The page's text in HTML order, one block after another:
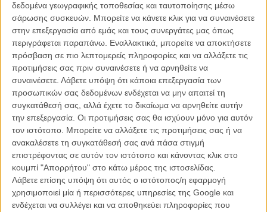
δεδομένα γεωγραφικής τοποθεσίας και ταυτοποίησης μέσω
σάρωσης συσκευών. Μπορείτε να κάνετε κλικ για να συναινέσετε
στην επεξεργασία από εμάς και τους συνεργάτες μας όπως
περιγράφεται παραπάνω. Εναλλακτικά, μπορείτε να αποκτήσετε
πρόσβαση σε πιο λεπτομερείς πληροφορίες και να αλλάξετε τις
προτιμήσεις σας πριν συναινέσετε ή να αρνηθείτε να
συναινέσετε. Λάβετε υπόψη ότι κάποια επεξεργασία των
προσωπικών σας δεδομένων ενδέχεται να μην απαιτεί τη
συγκατάθεσή σας, αλλά έχετε το δικαίωμα να αρνηθείτε αυτήν
την επεξεργασία. Οι προτιμήσεις σας θα ισχύουν μόνο για αυτόν
τον ιστότοπο. Μπορείτε να αλλάξετε τις προτιμήσεις σας ή να
ανακαλέσετε τη συγκατάθεσή σας ανά πάσα στιγμή
επιστρέφοντας σε αυτόν τον ιστότοπο και κάνοντας κλικ στο
κουμπί "Απορρήτου" στο κάτω μέρος της ιστοσελίδας.
Λάβετε επίσης υπόψη ότι αυτός ο ιστότοπος/η εφαρμογή
χρησιμοποιεί μία ή περισσότερες υπηρεσίες της Google και
ενδέχεται να συλλέγει και να αποθηκεύει πληροφορίες που
ΘΕΜΑΤΑ /11 ΜΑΙ 2011/ Γιώργος Κρασσακόπουλος
Βιμ Βέντερς
Συνέντευξη
Η επιτυχία είναι υπερτιμημένη. Δεν σε κάνει
καλύτερο, δεν σε πάει πουθενά η επιτυχία. Είναι
απλώς ένα ωραίο, ανεβαστικό, επιφανειακό
συναίσθημα.»